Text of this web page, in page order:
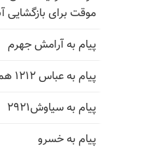
موقت برای بازگشایی
پیام به آرامش جهرم
پیام به عباس ۱۲۱۲ همدان
پیام به سیاوش۲۹۲۱
پیام به خسرو